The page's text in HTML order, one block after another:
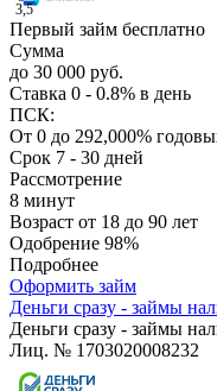
3,5
Первый займ бесплатно
Сумма
до 30 000 руб.
Ставка 0 - 0.8% в день
ПСК:
От 0 до 292,000%
Срок 7 - 30 дней
Рассмотрение
8 минут
Возраст от 18 до 90 лет
Одобрение 98%
Подробнее
Оформить займ
Деньги сразу - займы
Деньги сразу - займы
Лиц. № 1703020008232